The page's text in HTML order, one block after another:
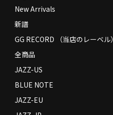
Privacy Policy
特定商取引法に基づく表示
New Arrivals
新譜
GG RECORD （当店のレーベル）
全商品
JAZZ-US
BLUE NOTE
JAZZ-EU